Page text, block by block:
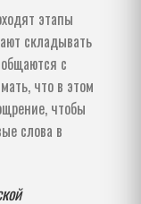
этапы
складывать
с
что в этом
чтобы
слова в